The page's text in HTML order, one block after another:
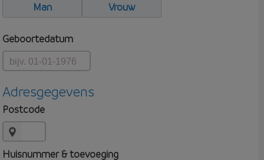
Man
Vrouw
Geboortedatum
Adresgegevens
Postcode
Huisnummer & toevoeging